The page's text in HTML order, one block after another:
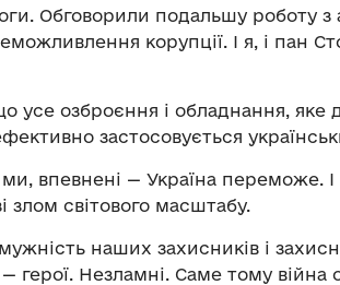
Обговорили подальшу роботу з
корупції. І я, і пан
усе озброєння і обладнання, яке
застосовується
ми, впевнені — Україна переможе.
злом світового масштабу.
наших захисників і
герої. Незламні. Саме тому війна